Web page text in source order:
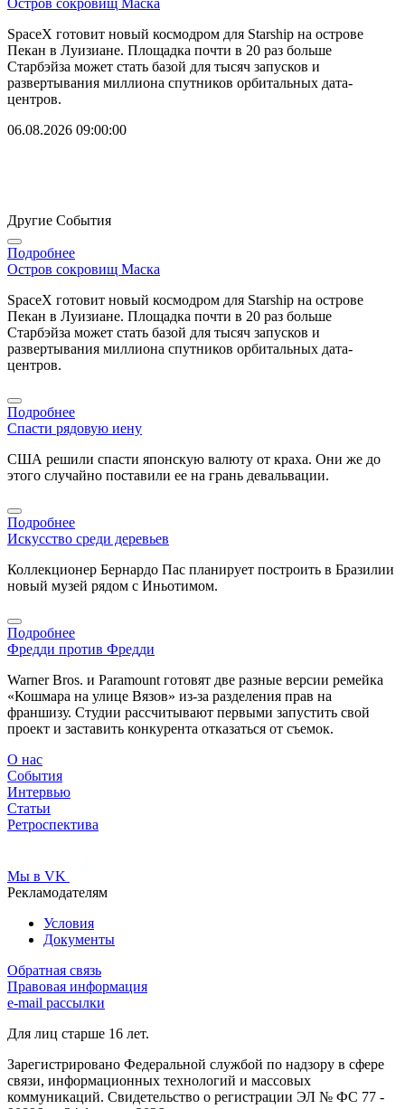
SpaceX готовит новый космодром для Starship на острове
Пекан в Луизиане. Площадка почти в 20 раз больше
Старбэйза может стать базой для тысяч запусков и
развертывания миллиона спутников орбитальных дата-
центров.
06.08.2026 09:00:00
Другие События
Подробнее
Остров сокровищ Маска
SpaceX готовит новый космодром для Starship на острове
Пекан в Луизиане. Площадка почти в 20 раз больше
Старбэйза может стать базой для тысяч запусков и
развертывания миллиона спутников орбитальных дата-
центров.
Подробнее
Спасти рядовую иену
США решили спасти японскую валюту от краха. Они же до
этого случайно поставили ее на грань девальвации.
Подробнее
Искусство среди деревьев
Коллекционер Бернардо Пас планирует построить в Бразилии
новый музей рядом с Иньотимом.
Подробнее
Фредди против Фредди
Warner Bros. и Paramount готовят две разные версии ремейка
«Кошмара на улице Вязов» из-за разделения прав на
франшизу. Студии рассчитывают первыми запустить свой
проект и заставить конкурента отказаться от съемок.
О нас
События
Интервью
Статьи
Ретроспектива
Мы в VK
Рекламодателям
Условия
Документы
Обратная связь
Правовая информация
e-mail рассылки
Для лиц старше 16 лет.
Зарегистрировано Федеральной службой по надзору в сфере
связи, информационных технологий и массовых
коммуникаций. Свидетельство о регистрации ЭЛ № ФС 77 -